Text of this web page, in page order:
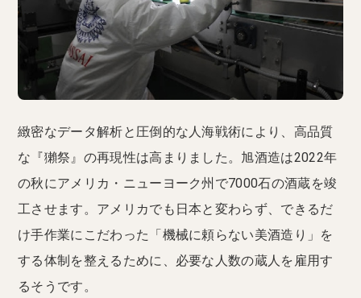
緻密なデータ解析と圧倒的な人海戦術により、高品質
な『獺祭』の再現性は高まりました。旭酒造は2022年
の秋にアメリカ・ニューヨーク州で7000石の酒蔵を竣
工させます。アメリカでも日本と変わらず、できるだ
け手作業にこだわった「機械に頼らない美酒造り」を
する体制を整えるために、必要な人数の蔵人を雇用す
るそうです。